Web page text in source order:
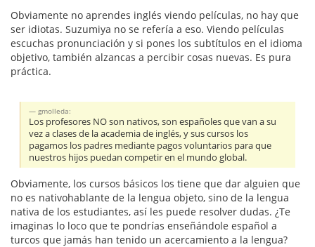
Obviamente no aprendes inglés viendo películas, no hay que
ser idiotas. Suzumiya no se refería a eso. Viendo películas
escuchas pronunciación y si pones los subtítulos en el idioma
objetivo, también alzancas a percibir cosas nuevas. Es pura
práctica.
gmolleda:
Los profesores NO son nativos, son españoles que van a su
vez a clases de la academia de inglés, y sus cursos los
pagamos los padres mediante pagos voluntarios para que
nuestros hijos puedan competir en el mundo global.
Obviamente, los cursos básicos los tiene que dar alguien que
no es nativohablante de la lengua objeto, sino de la lengua
nativa de los estudiantes, así les puede resolver dudas. ¿Te
imaginas lo loco que te pondrías enseñándole español a
turcos que jamás han tenido un acercamiento a la lengua?